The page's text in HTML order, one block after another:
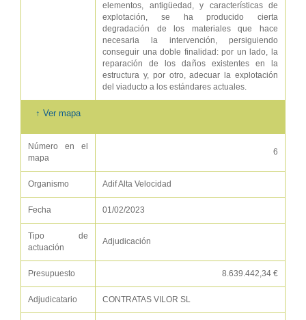
elementos, antigüedad, y características de
explotación, se ha producido cierta
degradación de los materiales que hace
necesaria la intervención, persiguiendo
conseguir una doble finalidad: por un lado, la
reparación de los daños existentes en la
estructura y, por otro, adecuar la explotación
del viaducto a los estándares actuales.
↑ Ver mapa
Número en el
mapa
6
Organismo Adif Alta Velocidad
Fecha 01/02/2023
Tipo de
actuación
Adjudicación
Presupuesto 8.639.442,34 €
Adjudicatario CONTRATAS VILOR SL